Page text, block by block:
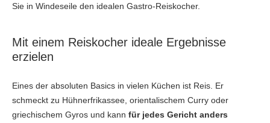
Sie in Windeseile den idealen Gastro-Reiskocher.
Mit einem Reiskocher ideale Ergebnisse
erzielen
Eines der absoluten Basics in vielen Küchen ist Reis. Er
schmeckt zu Hühnerfrikassee, orientalischem Curry oder
griechischem Gyros und kann für jedes Gericht anders